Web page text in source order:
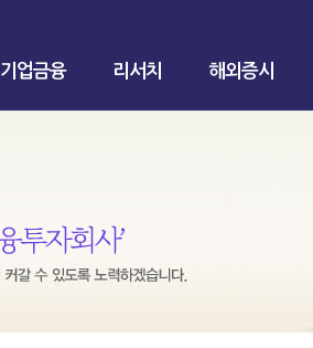
기업금융 리서치 해외증시